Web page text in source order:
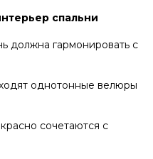
спальни
должна гармонировать с
однотонные велюры
сочетаются с